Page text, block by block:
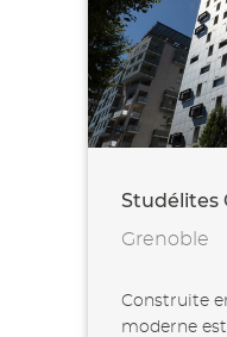
Studélites
Grenoble
Construite
moderne